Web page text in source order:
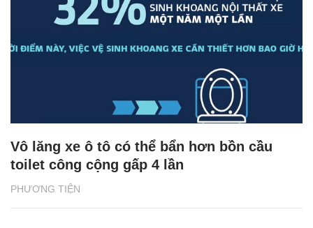
PHƯƠNG TIỆN
Vô lăng xe ô tô có thể bẩn hơn bồn cầu
toilet công cộng gấp 4 lần